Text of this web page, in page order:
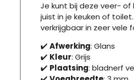
Je kunt bij deze veer-
juist in je keuken of
verkrijgbaar in zeer vele
✔️Afwerking: Glans
✔️ Kleur: Grijs
✔️ Plaatsing: bladnerf